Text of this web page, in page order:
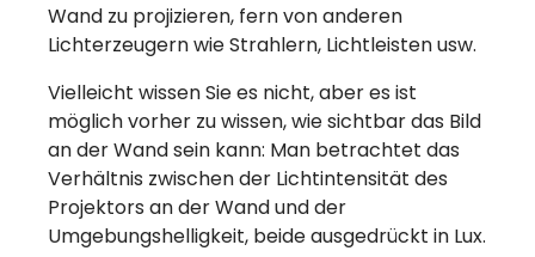
Wand zu projizieren, fern von anderen
Lichterzeugern wie Strahlern, Lichtleisten usw.
Vielleicht wissen Sie es nicht, aber es ist
möglich vorher zu wissen, wie sichtbar das Bild
an der Wand sein kann: Man betrachtet das
Verhältnis zwischen der Lichtintensität des
Projektors an der Wand und der
Umgebungshelligkeit, beide ausgedrückt in Lux.